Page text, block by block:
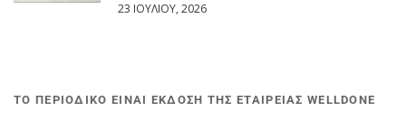
23 ΙΟΥΛΊΟΥ, 2026
ΤΟ ΠΕΡΙΟΔΙΚΟ ΕΙΝΑΙ ΕΚΔΟΣΗ ΤΗΣ ΕΤΑΙΡΕΙΑΣ WELLDONE